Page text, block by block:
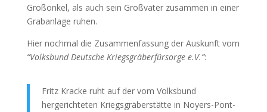
Großonkel, als auch sein Großvater zusammen in einer
Grabanlage ruhen.
Hier nochmal die Zusammenfassung der Auskunft vom
“Volksbund Deutsche Kriegsgräberfürsorge e.V.”:
Fritz Kracke ruht auf der vom Volksbund
hergerichteten Kriegsgräberstätte in Noyers-Pont-